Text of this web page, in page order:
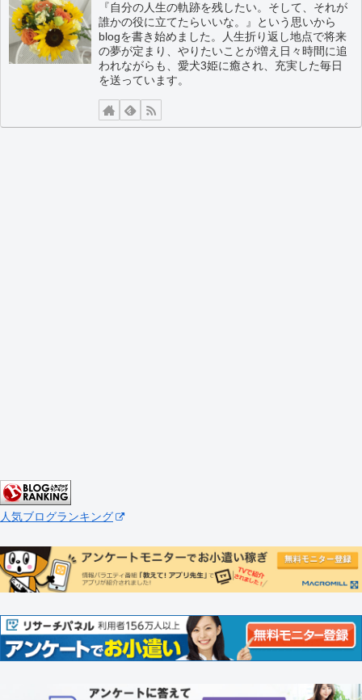
『自分の人生の軌跡を残したい。そして、それが
誰かの役に立てたらいいな。』という思いから
blogを書き始めました。人生折り返し地点で将来
の夢が定まり、やりたいことが増え日々時間に追
われながらも、愛犬3姫に癒され、充実した毎日
を送っています。
人気ブログランキング